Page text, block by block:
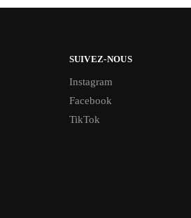
SUIVEZ-NOUS
Instagram
Facebook
TikTok